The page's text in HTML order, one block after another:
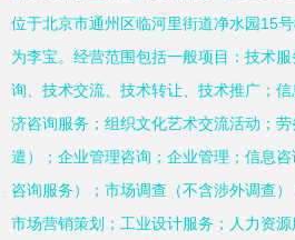
位于北京市通州区临河里街道净水园15
为李宝。经营范围包括一般项目：技术
询、技术交流、技术转让、技术推广；
济咨询服务；组织文化艺术交流活动；
遣）；企业管理咨询；企业管理；信息
咨询服务）；市场调查（不含涉外调查）
市场营销策划；工业设计服务；人力资